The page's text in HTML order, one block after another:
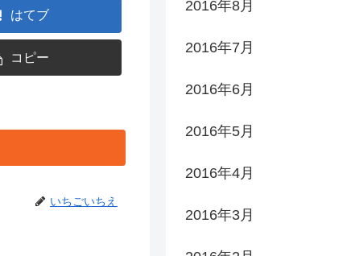
はてブ
コピー
いちごいちえ
2016年8月
2016年7月
2016年6月
2016年5月
2016年4月
2016年3月